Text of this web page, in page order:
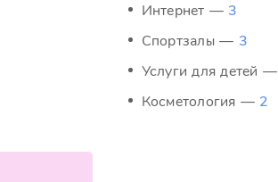
Интернет — 3
Спортзалы — 3
Услуги для детей —
Косметология — 2